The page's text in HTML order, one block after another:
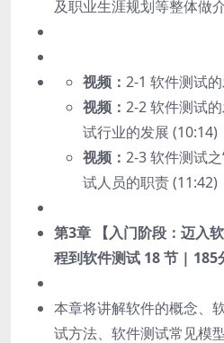
及职业生涯规划等整体做介
视频： 2-1 软件测试
视频： 2-2 软件测试
试行业的发展 (10:14)
视频： 2-3 软件测试
试人员的职责 (11:42)
第3章 【入门阶段：迈入
程到软件测试 18 节 | 185
本章将讲解软件的概念、
试方法、软件测试常见模